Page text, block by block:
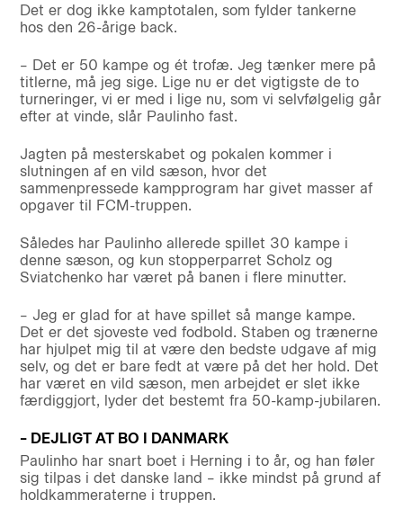
Det er dog ikke kamptotalen, som fylder tankerne
hos den 26-årige back.
– Det er 50 kampe og ét trofæ. Jeg tænker mere på
titlerne, må jeg sige. Lige nu er det vigtigste de to
turneringer, vi er med i lige nu, som vi selvfølgelig går
efter at vinde, slår Paulinho fast.
Jagten på mesterskabet og pokalen kommer i
slutningen af en vild sæson, hvor det
sammenpressede kampprogram har givet masser af
opgaver til FCM-truppen.
Således har Paulinho allerede spillet 30 kampe i
denne sæson, og kun stopperparret Scholz og
Sviatchenko har været på banen i flere minutter.
– Jeg er glad for at have spillet så mange kampe.
Det er det sjoveste ved fodbold. Staben og trænerne
har hjulpet mig til at være den bedste udgave af mig
selv, og det er bare fedt at være på det her hold. Det
har været en vild sæson, men arbejdet er slet ikke
færdiggjort, lyder det bestemt fra 50-kamp-jubilaren.
– DEJLIGT AT BO I DANMARK
Paulinho har snart boet i Herning i to år, og han føler
sig tilpas i det danske land – ikke mindst på grund af
holdkammeraterne i truppen.